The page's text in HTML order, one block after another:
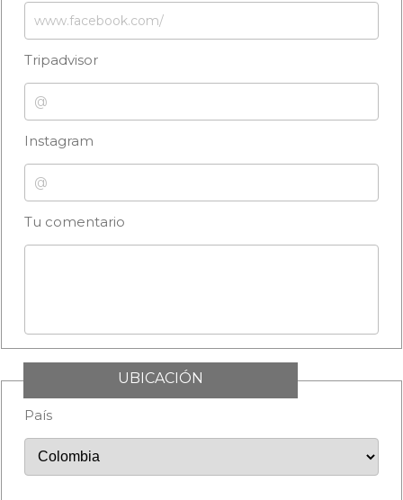
Tripadvisor
Instagram
Tu comentario
UBICACIÓN
País